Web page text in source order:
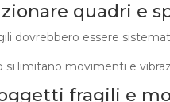
quadri e
dovrebbero essere
si limitano movimenti e
fragili e